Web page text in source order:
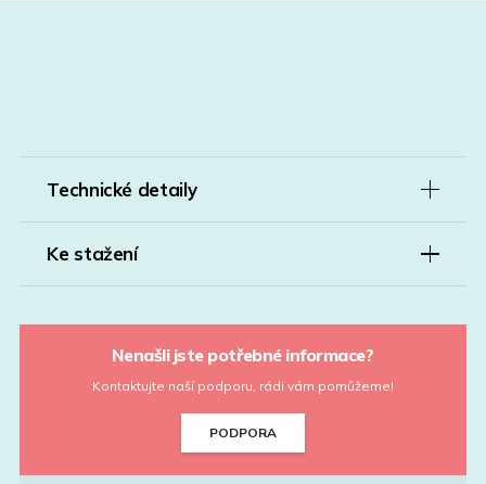
Technické detaily
Ke stažení
Nenašli jste potřebné informace?
Kontaktujte naší podporu, rádi vám pomůžeme!
PODPORA